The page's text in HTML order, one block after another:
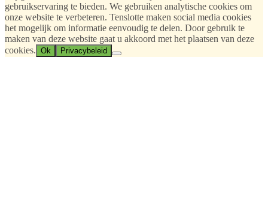
gebruikservaring te bieden. We gebruiken analytische cookies om
onze website te verbeteren. Tenslotte maken social media cookies
het mogelijk om informatie eenvoudig te delen. Door gebruik te
maken van deze website gaat u akkoord met het plaatsen van deze
cookies. Ok Privacybeleid